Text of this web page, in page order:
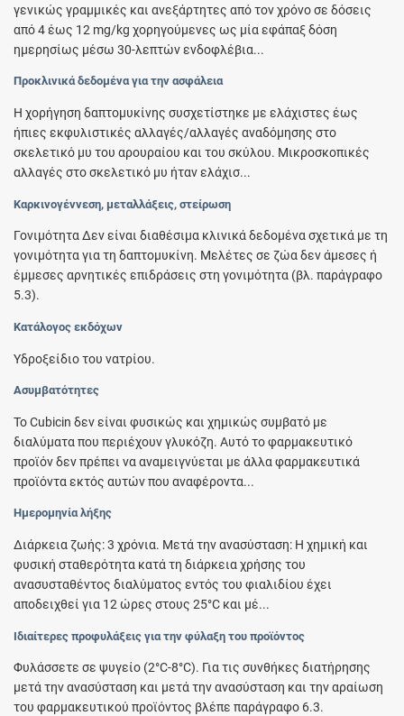
γενικώς γραμμικές και ανεξάρτητες από τον χρόνο σε δόσεις
από 4 έως 12 mg/kg χορηγούμενες ως μία εφάπαξ δόση
ημερησίως μέσω 30-λεπτών ενδοφλέβια...
Προκλινικά δεδομένα για την ασφάλεια
Η χορήγηση δαπτομυκίνης συσχετίστηκε με ελάχιστες έως
ήπιες εκφυλιστικές αλλαγές/αλλαγές αναδόμησης στο
σκελετικό μυ του αρουραίου και του σκύλου. Μικροσκοπικές
αλλαγές στο σκελετικό μυ ήταν ελάχισ...
Καρκινογέννεση, μεταλλάξεις, στείρωση
Γονιμότητα Δεν είναι διαθέσιμα κλινικά δεδομένα σχετικά με τη
γονιμότητα για τη δαπτομυκίνη. Μελέτες σε ζώα δεν άμεσες ή
έμμεσες αρνητικές επιδράσεις στη γονιμότητα (βλ. παράγραφο
5.3).
Κατάλογος εκδόχων
Υδροξείδιο του νατρίου.
Ασυμβατότητες
Το Cubicin δεν είναι φυσικώς και χημικώς συμβατό με
διαλύματα που περιέχουν γλυκόζη. Αυτό το φαρμακευτικό
προϊόν δεν πρέπει να αναμειγνύεται με άλλα φαρμακευτικά
προϊόντα εκτός αυτών που αναφέροντα...
Ημερομηνία λήξης
Διάρκεια ζωής: 3 χρόνια. Μετά την ανασύσταση: Η χημική και
φυσική σταθερότητα κατά τη διάρκεια χρήσης του
ανασυσταθέντος διαλύματος εντός του φιαλιδίου έχει
αποδειχθεί για 12 ώρες στους 25°C και μέ...
Ιδιαίτερες προφυλάξεις για την φύλαξη του προϊόντος
Φυλάσσετε σε ψυγείο (2°C-8°C). Για τις συνθήκες διατήρησης
μετά την ανασύσταση και μετά την ανασύσταση και την αραίωση
του φαρμακευτικού προϊόντος βλέπε παράγραφο 6.3.